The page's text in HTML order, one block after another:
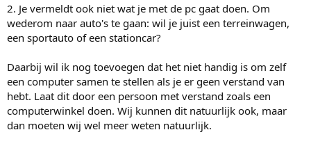
2. Je vermeldt ook niet wat je met de pc gaat doen. Om
wederom naar auto's te gaan: wil je juist een terreinwagen,
een sportauto of een stationcar?
Daarbij wil ik nog toevoegen dat het niet handig is om zelf
een computer samen te stellen als je er geen verstand van
hebt. Laat dit door een persoon met verstand zoals een
computerwinkel doen. Wij kunnen dit natuurlijk ook, maar
dan moeten wij wel meer weten natuurlijk.